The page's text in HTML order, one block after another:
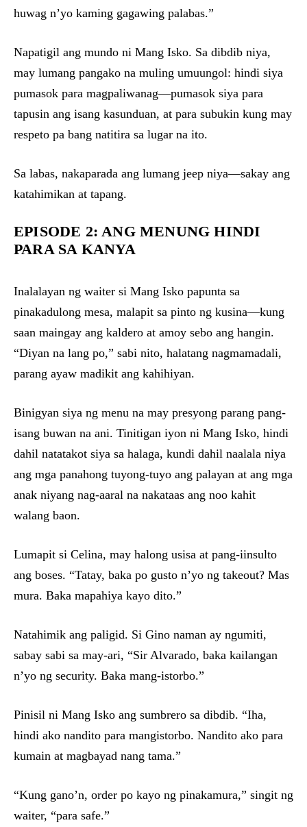
huwag n’yo kaming gagawing palabas.”
Napatigil ang mundo ni Mang Isko. Sa dibdib niya,
may lumang pangako na muling umuungol: hindi siya
pumasok para magpaliwanag—pumasok siya para
tapusin ang isang kasunduan, at para subukin kung may
respeto pa bang natitira sa lugar na ito.
Sa labas, nakaparada ang lumang jeep niya—sakay ang
katahimikan at tapang.
EPISODE 2: ANG MENUNG HINDI
PARA SA KANYA
Inalalayan ng waiter si Mang Isko papunta sa
pinakadulong mesa, malapit sa pinto ng kusina—kung
saan maingay ang kaldero at amoy sebo ang hangin.
“Diyan na lang po,” sabi nito, halatang nagmamadali,
parang ayaw madikit ang kahihiyan.
Binigyan siya ng menu na may presyong parang pang-
isang buwan na ani. Tinitigan iyon ni Mang Isko, hindi
dahil natatakot siya sa halaga, kundi dahil naalala niya
ang mga panahong tuyong-tuyo ang palayan at ang mga
anak niyang nag-aaral na nakataas ang noo kahit
walang baon.
Lumapit si Celina, may halong usisa at pang-iinsulto
ang boses. “Tatay, baka po gusto n’yo ng takeout? Mas
mura. Baka mapahiya kayo dito.”
Natahimik ang paligid. Si Gino naman ay ngumiti,
sabay sabi sa may-ari, “Sir Alvarado, baka kailangan
n’yo ng security. Baka mang-istorbo.”
Pinisil ni Mang Isko ang sumbrero sa dibdib. “Iha,
hindi ako nandito para mangistorbo. Nandito ako para
kumain at magbayad nang tama.”
“Kung gano’n, order po kayo ng pinakamura,” singit ng
waiter, “para safe.”